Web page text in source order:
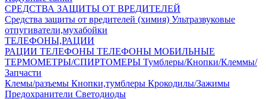
СРЕДСТВА ЗАЩИТЫ ОТ ВРЕДИТЕЛЕЙ
Средства защиты от вредителей (химия) Ультразвуковые
отпугиватели,мухабойки
ТЕЛЕФОНЫ,РАЦИИ
РАЦИИ ТЕЛЕФОНЫ ТЕЛЕФОНЫ МОБИЛЬНЫЕ
ТЕРМОМЕТРЫ/СПИРТОМЕРЫ Тумблеры/Кнопки/Клеммы/
Запчасти
Клемы/разъемы Кнопки,тумблеры Крокодилы/Зажимы
Предохранители Светодиоды